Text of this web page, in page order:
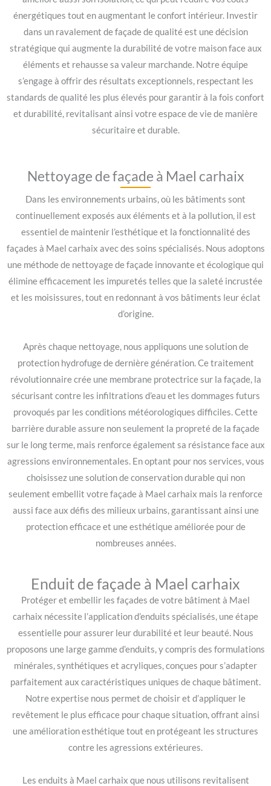
énergétiques tout en augmentant le confort intérieur. Investir
dans un ravalement de façade de qualité est une décision
stratégique qui augmente la durabilité de votre maison face aux
éléments et rehausse sa valeur marchande. Notre équipe
s’engage à offrir des résultats exceptionnels, respectant les
standards de qualité les plus élevés pour garantir à la fois confort
et durabilité, revitalisant ainsi votre espace de vie de manière
sécuritaire et durable.
Nettoyage de façade à Mael carhaix
Dans les environnements urbains, où les bâtiments sont
continuellement exposés aux éléments et à la pollution, il est
essentiel de maintenir l’esthétique et la fonctionnalité des
façades à Mael carhaix avec des soins spécialisés. Nous adoptons
une méthode de nettoyage de façade innovante et écologique qui
élimine efficacement les impuretés telles que la saleté incrustée
et les moisissures, tout en redonnant à vos bâtiments leur éclat
d’origine.
Après chaque nettoyage, nous appliquons une solution de
protection hydrofuge de dernière génération. Ce traitement
révolutionnaire crée une membrane protectrice sur la façade, la
sécurisant contre les infiltrations d’eau et les dommages futurs
provoqués par les conditions météorologiques difficiles. Cette
barrière durable assure non seulement la propreté de la façade
sur le long terme, mais renforce également sa résistance face aux
agressions environnementales. En optant pour nos services, vous
choisissez une solution de conservation durable qui non
seulement embellit votre façade à Mael carhaix mais la renforce
aussi face aux défis des milieux urbains, garantissant ainsi une
protection efficace et une esthétique améliorée pour de
nombreuses années.
Enduit de façade à Mael carhaix
Protéger et embellir les façades de votre bâtiment à Mael
carhaix nécessite l’application d’enduits spécialisés, une étape
essentielle pour assurer leur durabilité et leur beauté. Nous
proposons une large gamme d’enduits, y compris des formulations
minérales, synthétiques et acryliques, conçues pour s’adapter
parfaitement aux caractéristiques uniques de chaque bâtiment.
Notre expertise nous permet de choisir et d’appliquer le
revêtement le plus efficace pour chaque situation, offrant ainsi
une amélioration esthétique tout en protégeant les structures
contre les agressions extérieures.
Les enduits à Mael carhaix que nous utilisons revitalisent